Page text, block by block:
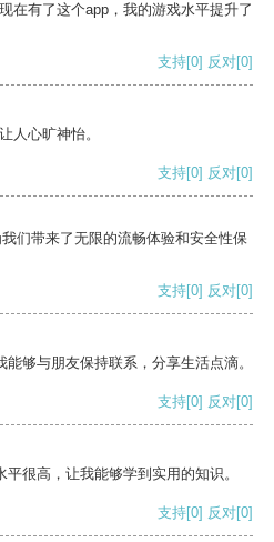
在有了这个app，我的游戏水平提升了
支持[0] 反对[0]
人心旷神怡。
支持[0] 反对[0]
们带来了无限的流畅体验和安全性保
支持[0] 反对[0]
够与朋友保持联系，分享生活点滴。
支持[0] 反对[0]
很高，让我能够学到实用的知识。
支持[0] 反对[0]